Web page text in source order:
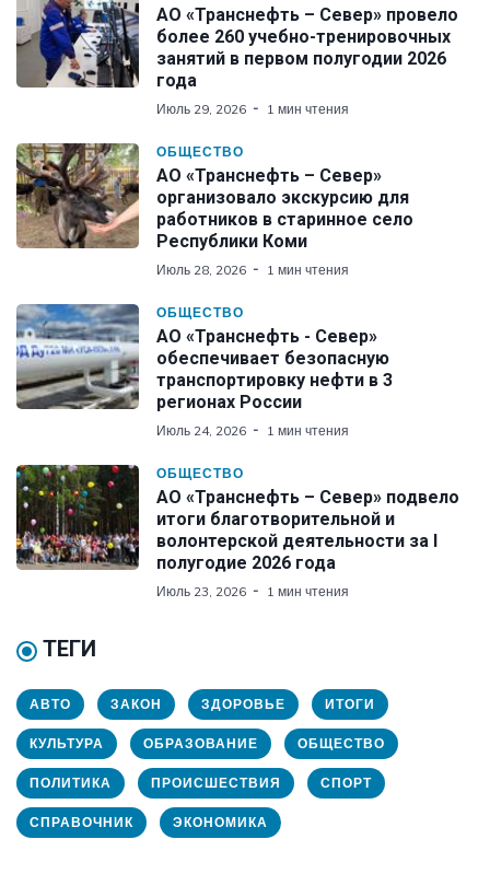
АО «Транснефть – Север» провело
более 260 учебно-тренировочных
занятий в первом полугодии 2026
года
Июль 29, 2026 1 мин чтения
ОБЩЕСТВО
АО «Транснефть – Север»
организовало экскурсию для
работников в старинное село
Республики Коми
Июль 28, 2026 1 мин чтения
ОБЩЕСТВО
АО «Транснефть - Север»
обеспечивает безопасную
транспортировку нефти в 3
регионах России
Июль 24, 2026 1 мин чтения
ОБЩЕСТВО
АО «Транснефть – Север» подвело
итоги благотворительной и
волонтерской деятельности за I
полугодие 2026 года
Июль 23, 2026 1 мин чтения
ТЕГИ
АВТО ЗАКОН ЗДОРОВЬЕ ИТОГИ
КУЛЬТУРА ОБРАЗОВАНИЕ ОБЩЕСТВО
ПОЛИТИКА ПРОИСШЕСТВИЯ СПОРТ
СПРАВОЧНИК ЭКОНОМИКА